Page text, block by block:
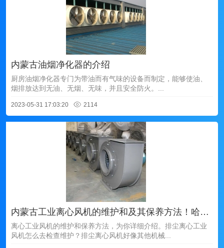
内蒙古油烟净化器的介绍
厨房油烟净化器专门为带油而有气味的设备而制定，能够使油、
烟排放达到无油、无烟、无味，并且安全防火。...
2023-05-31 17:03:20 2114
内蒙古工业离心风机的维护和及其保养方法！哈尔滨风机厂家告诉你
离心工业风机的维护和保养方法，为你详细介绍。排尘离心工业
风机怎么去检查维护？排尘离心风机好像其他机械...